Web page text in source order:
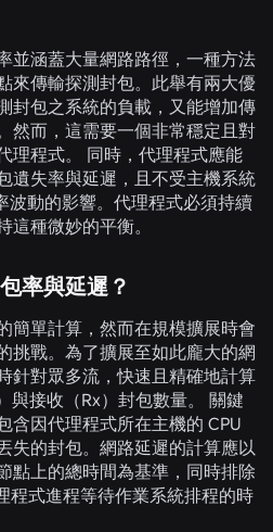
並涵蓋大量網路路徑，一種方法
來傳輸探測封包。此舉有兩大優
封包之系統的負載，又能增加傳
然而，這需要一個非常穩定且對
理程式。 同時，代理程式應能
遺失率與延遲，且不受主機系統
波動的影響。代理程式必須持續
種微妙的平衡。
率與延遲？
簡單計算，然而在規模擴展時會
挑戰。為了擴展至如此龐大的網
針對眾多流，快速且精確地計算
與接收（Rx）封包數量。 關鍵
含因代理程式所在主機的 CPU
失的封包。網路延遲的計算應以
點上的總時間為基準，同時排除
程式進程等待作業系統排程的時